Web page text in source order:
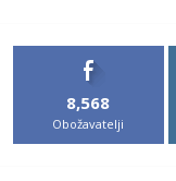
8,568
Obožavatelji